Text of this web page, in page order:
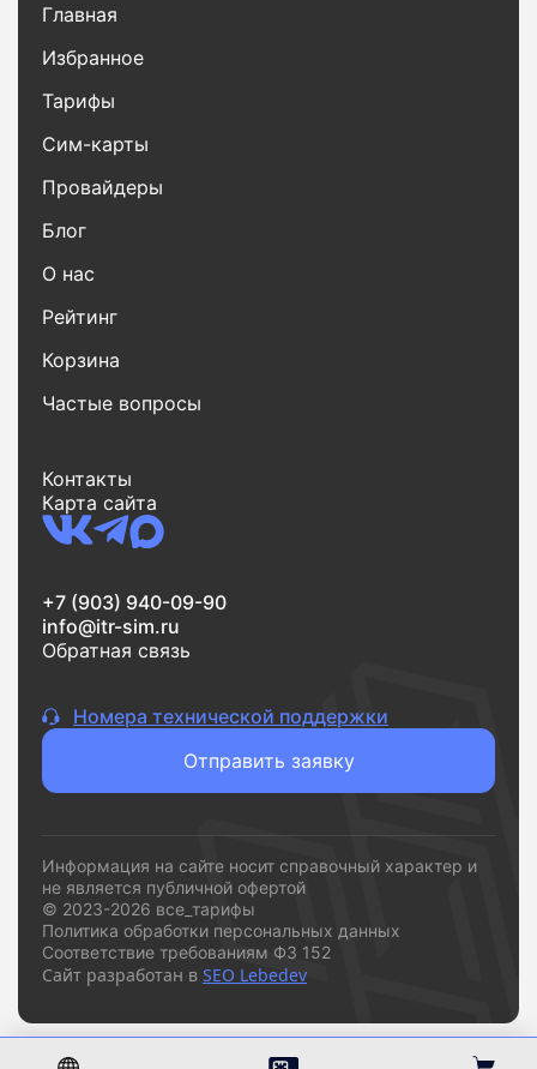
Главная
Избранное
Тарифы
Сим-карты
Провайдеры
Блог
О нас
Рейтинг
Корзина
Частые вопросы
Контакты
Карта сайта
+7 (903) 940-09-90
info@itr-sim.ru
Обратная связь
Номера технической поддержки
Отправить заявку
Информация на сайте носит справочный характер и
не является публичной офертой
© 2023-2026 все_тарифы
Политика обработки персональных данных
Соответствие требованиям ФЗ 152
Сайт разработан в SEO Lebedev